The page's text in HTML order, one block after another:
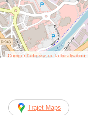
Corriger l’adresse ou la localisation
Trajet Maps